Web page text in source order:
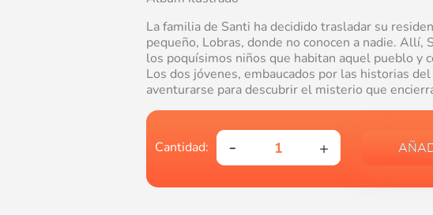
La familia de Santi ha decidido trasladar su
pequeño, Lobras, donde no conocen a nadie. Allí,
los poquísimos niños que habitan aquel pueblo y
Los dos jóvenes, embaucados por las historias
aventurarse para descubrir el misterio que